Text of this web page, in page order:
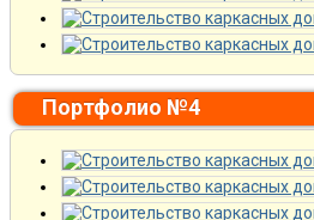
Портфолио №4